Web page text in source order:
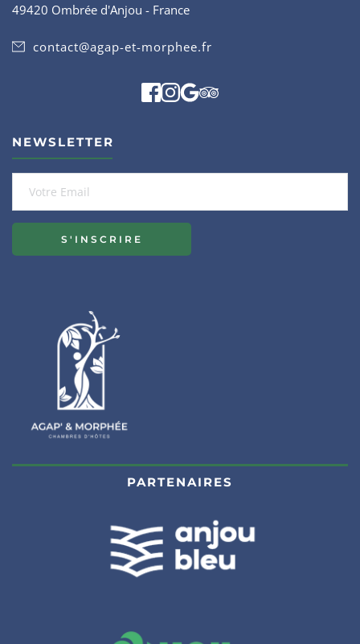
49420 Ombrée d'Anjou - France
contact@agap-et-morphee.fr
NEWSLETTER
S'INSCRIRE
PARTENAIRES